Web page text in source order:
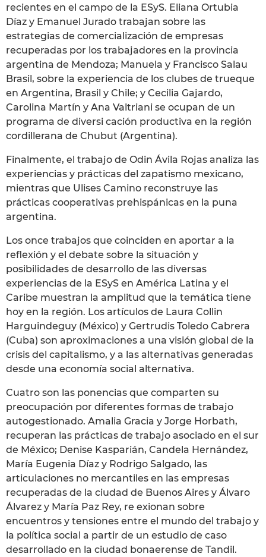
recientes en el campo de la ESyS. Eliana Ortubia
Díaz y Emanuel Jurado trabajan sobre las
estrategias de comercialización de empresas
recuperadas por los trabajadores en la provincia
argentina de Mendoza; Manuela y Francisco Salau
Brasil, sobre la experiencia de los clubes de trueque
en Argentina, Brasil y Chile; y Cecilia Gajardo,
Carolina Martín y Ana Valtriani se ocupan de un
programa de diversi cación productiva en la región
cordillerana de Chubut (Argentina).
Finalmente, el trabajo de Odin Ávila Rojas analiza las
experiencias y prácticas del zapatismo mexicano,
mientras que Ulises Camino reconstruye las
prácticas cooperativas prehispánicas en la puna
argentina.
Los once trabajos que coinciden en aportar a la
reflexión y el debate sobre la situación y
posibilidades de desarrollo de las diversas
experiencias de la ESyS en América Latina y el
Caribe muestran la amplitud que la temática tiene
hoy en la región. Los artículos de Laura Collin
Harguindeguy (México) y Gertrudis Toledo Cabrera
(Cuba) son aproximaciones a una visión global de la
crisis del capitalismo, y a las alternativas generadas
desde una economía social alternativa.
Cuatro son las ponencias que comparten su
preocupación por diferentes formas de trabajo
autogestionado. Amalia Gracia y Jorge Horbath,
recuperan las prácticas de trabajo asociado en el sur
de México; Denise Kasparián, Candela Hernández,
María Eugenia Díaz y Rodrigo Salgado, las
articulaciones no mercantiles en las empresas
recuperadas de la ciudad de Buenos Aires y Álvaro
Álvarez y María Paz Rey, re exionan sobre
encuentros y tensiones entre el mundo del trabajo y
la política social a partir de un estudio de caso
desarrollado en la ciudad bonaerense de Tandil.